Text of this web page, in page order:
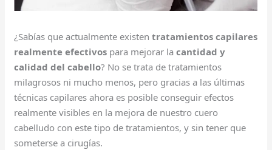
¿Sabías que actualmente existentratamientos capilares
realmente efectivos para mejorar lacantidad y
calidad del cabello? No se trata de tratamientos
milagrosos ni mucho menos, pero gracias a las últimas
técnicas capilares ahora es posible conseguir efectos
realmente visibles en la mejora de nuestro cuero
cabelludo con este tipo de tratamientos, y sin tener que
someterse a cirugías.